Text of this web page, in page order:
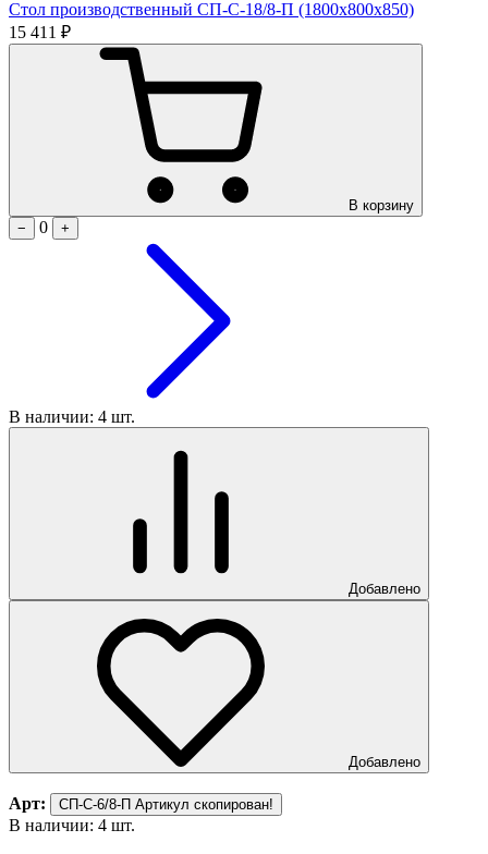
Стол производственный СП-С-18/8-П (1800х800х850)
15 411 ₽
В корзину
−
0 +
В наличии: 4 шт.
Добавлено
Добавлено
Арт: СП-С-6/8-П Артикул скопирован!
В наличии: 4 шт.